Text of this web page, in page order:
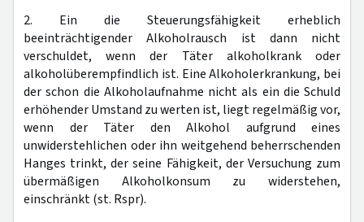
2. Ein die Steuerungsfähigkeit erheblich
beeinträchtigender Alkoholrausch ist dann nicht
verschuldet, wenn der Täter alkoholkrank oder
alkoholüberempfindlich ist. Eine Alkoholerkrankung, bei
der schon die Alkoholaufnahme nicht als ein die Schuld
erhöhender Umstand zu werten ist, liegt regelmäßig vor,
wenn der Täter den Alkohol aufgrund eines
unwiderstehlichen oder ihn weitgehend beherrschenden
Hanges trinkt, der seine Fähigkeit, der Versuchung zum
übermäßigen Alkoholkonsum zu widerstehen,
einschränkt (st. Rspr).